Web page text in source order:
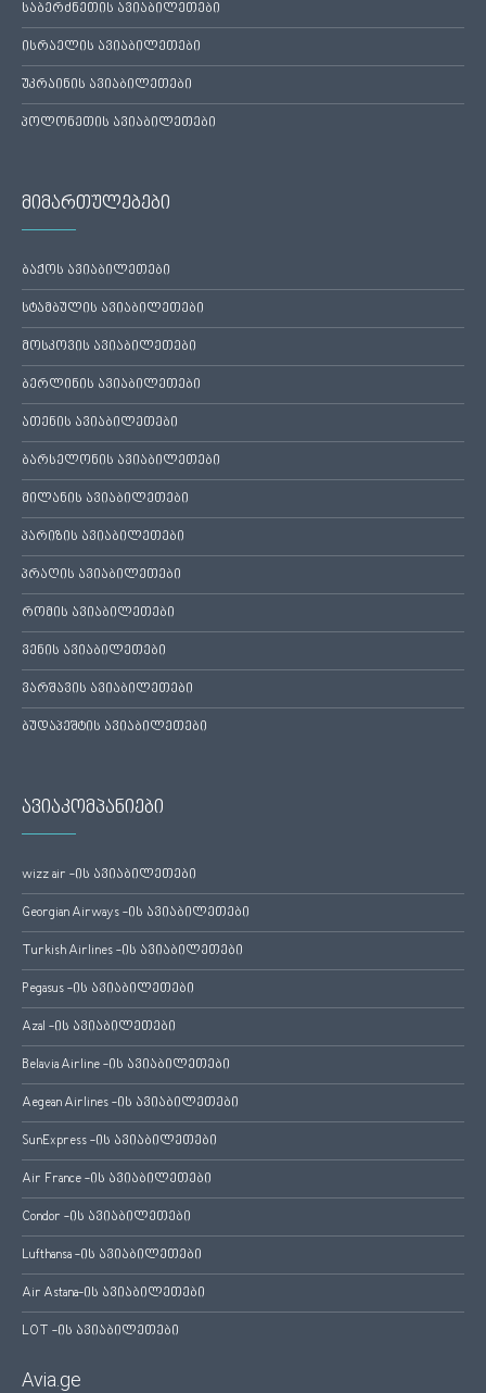
საბერძნეთის ავიაბილეთები
ისრაელის ავიაბილეთები
უკრაინის ავიაბილეთები
პოლონეთის ავიაბილეთები
მიმართულებები
ბაქოს ავიაბილეთები
სტამბულის ავიაბილეთები
მოსკოვის ავიაბილეთები
ბერლინის ავიაბილეთები
ათენის ავიაბილეთები
ბარსელონის ავიაბილეთები
მილანის ავიაბილეთები
პარიზის ავიაბილეთები
პრაღის ავიაბილეთები
რომის ავიაბილეთები
ვენის ავიაბილეთები
ვარშავის ავიაბილეთები
ბუდაპეშტის ავიაბილეთები
ავიაკომპანიები
wizz air -ის ავიაბილეთები
Georgian Airways -ის ავიაბილეთები
Turkish Airlines -ის ავიაბილეთები
Pegasus -ის ავიაბილეთები
Azal -ის ავიაბილეთები
Belavia Airline -ის ავიაბილეთები
Aegean Airlines -ის ავიაბილეთები
SunExpress -ის ავიაბილეთები
Air France -ის ავიაბილეთები
Condor -ის ავიაბილეთები
Lufthansa -ის ავიაბილეთები
Air Astana-ის ავიაბილეთები
LOT -ის ავიაბილეთები
Avia.ge